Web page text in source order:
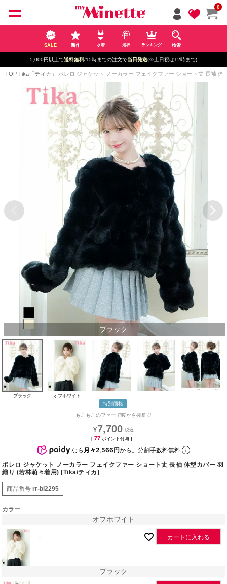
0
SALE 新作 水着 浴衣 ランキング 検索
5,000円以上で送料無料/15時までの注文で当日発送(※土日祝は12時まで)
TOP Tika「ティカ」 ボレロ ジャケット ノーカラー フェイクファー ショート丈 長袖
ブラック
ブラック オフホワイト
特別価格
もこもこのファーで暖かさ抜群♡
¥7,700
[ 77 ポイント付与 ]
なら 月々2,566円から。分割手数料無料
ボレロ ジャケット ノーカラー フェイクファー ショート丈 長袖 体型カバー 羽
織り (若林萌々着用) [Tika/ティカ]
商品番号 rr-bl2295
カラー
オフホワイト
- カートに入れる
ブラック
ペー
ジト
ップ